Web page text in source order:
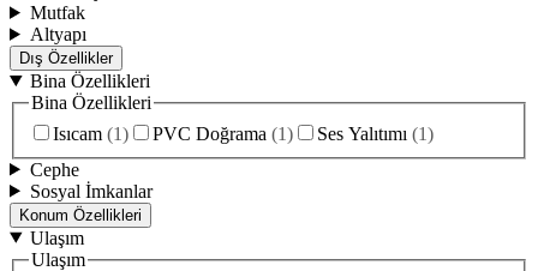
Mutfak
Altyapı
Dış Özellikler
Bina Özellikleri
Bina Özellikleri
Isıcam (1) PVC Doğrama (1) Ses Yalıtımı (1)
Cephe
Sosyal İmkanlar
Konum Özellikleri
Ulaşım
Ulaşım